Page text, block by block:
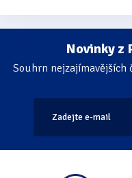
Novinky z
Souhrn nejzajímavějších